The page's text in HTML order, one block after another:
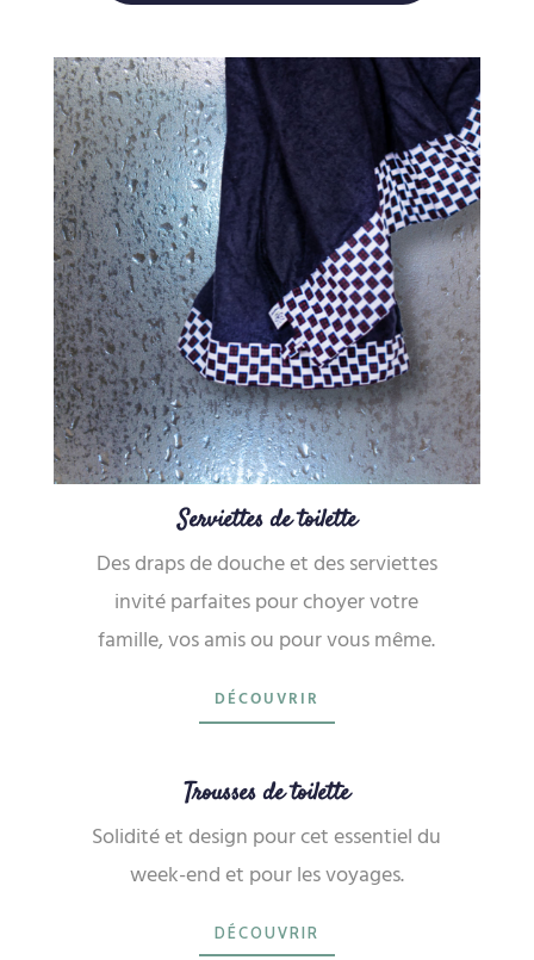
Serviettes de toilette
Des draps de douche et des serviettes
invitéparfaites pour choyer votre
famille, vos amis ou pour vous même.
DÉCOUVRIR
Trousses de toilette
Solidité et design pour cet essentiel du
week-end et pour les voyages.
DÉCOUVRIR